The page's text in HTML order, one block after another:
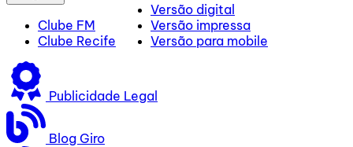
Clube FM
Clube Recife
Versão digital
Versão impressa
Versão para mobile
Publicidade Legal
Blog Giro